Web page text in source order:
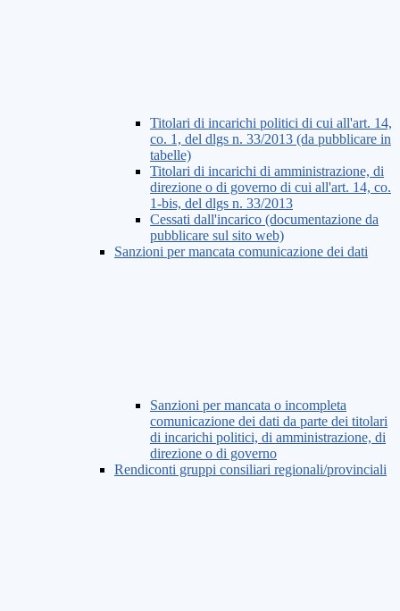
Titolari di incarichi politici di cui all'art. 14,
co. 1, del dlgs n. 33/2013 (da pubblicare in
tabelle)
Titolari di incarichi di amministrazione, di
direzione o di governo di cui all'art. 14, co.
1-bis, del dlgs n. 33/2013
Cessati dall'incarico (documentazione da
pubblicare sul sito web)
Sanzioni per mancata comunicazione dei dati
Sanzioni per mancata o incompleta
comunicazione dei dati da parte dei titolari
di incarichi politici, di amministrazione, di
direzione o di governo
Rendiconti gruppi consiliari regionali/provinciali